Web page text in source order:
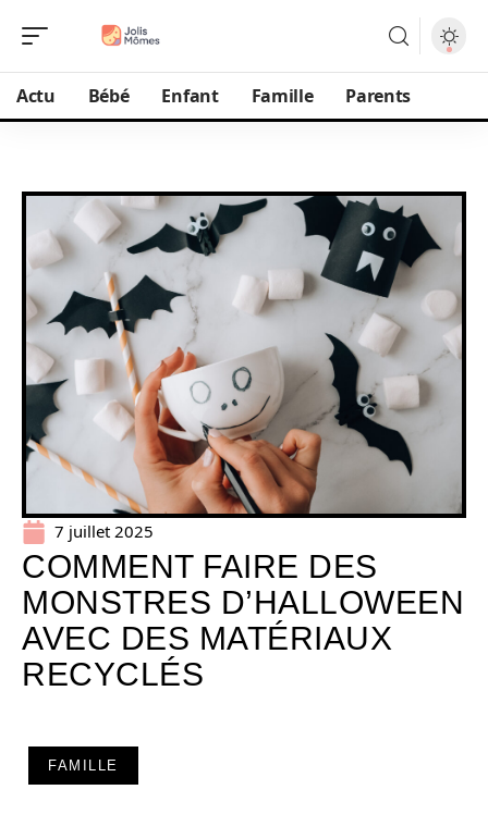
Actu Bébé Enfant Famille Parents
7 juillet 2025
COMMENT FAIRE DES
MONSTRES D’HALLOWEEN
AVEC DES MATÉRIAUX
RECYCLÉS
FAMILLE